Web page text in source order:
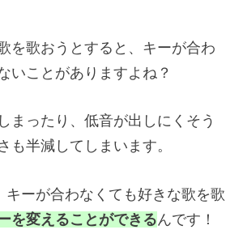
を歌おうとすると、キーが合わ
いことがありますよね？
まったり、低音が出しにくそう
も半減してしまいます。
キーが合わなくても好きな歌を歌
を変えることができるんです！